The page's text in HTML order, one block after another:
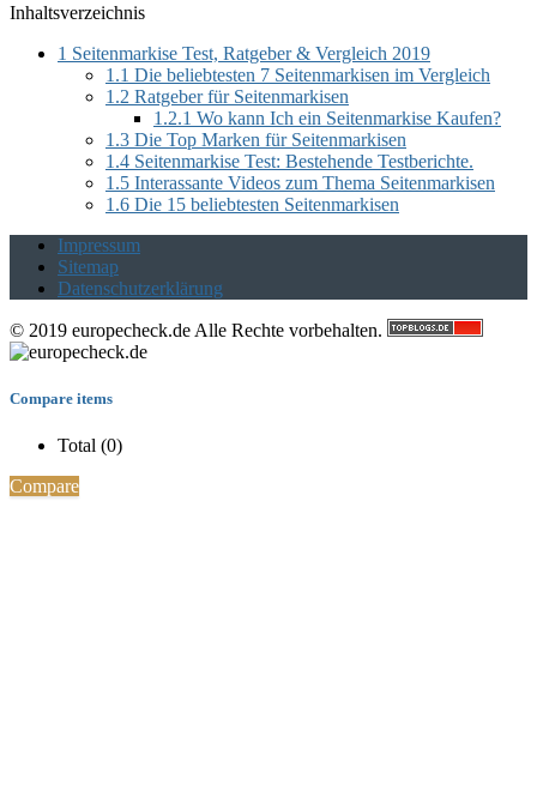
Inhaltsverzeichnis
1 Seitenmarkise Test, Ratgeber & Vergleich 2019
1.1 Die beliebtesten 7 Seitenmarkisen im Vergleich
1.2 Ratgeber für Seitenmarkisen
1.2.1 Wo kann Ich ein Seitenmarkise Kaufen?
1.3 Die Top Marken für Seitenmarkisen
1.4 Seitenmarkise Test: Bestehende Testberichte.
1.5 Interassante Videos zum Thema Seitenmarkisen
1.6 Die 15 beliebtesten Seitenmarkisen
Impressum
Sitemap
Datenschutzerklärung
© 2019 europecheck.de Alle Rechte vorbehalten.
Compare items
Total (0)
Compare